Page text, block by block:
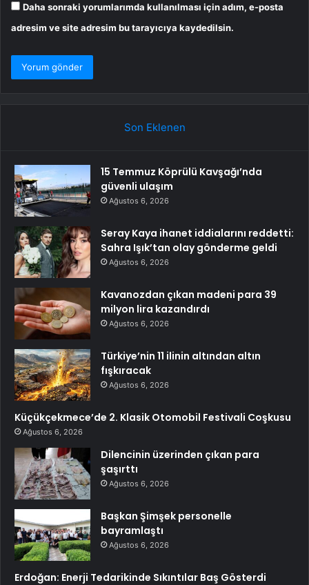
Daha sonraki yorumlarımda kullanılması için adım, e-posta
adresim ve site adresim bu tarayıcıya kaydedilsin.
Son Eklenen
15 Temmuz Köprülü Kavşağı’nda
güvenli ulaşım
Ağustos 6, 2026
Seray Kaya ihanet iddialarını reddetti:
Sahra Işık’tan olay gönderme geldi
Ağustos 6, 2026
Kavanozdan çıkan madeni para 39
milyon lira kazandırdı
Ağustos 6, 2026
Türkiye’nin 11 ilinin altından altın
fışkıracak
Ağustos 6, 2026
Küçükçekmece’de 2. Klasik Otomobil Festivali Coşkusu
Ağustos 6, 2026
Dilencinin üzerinden çıkan para
şaşırttı
Ağustos 6, 2026
Başkan Şimşek personelle
bayramlaştı
Ağustos 6, 2026
Erdoğan: Enerji Tedarikinde Sıkıntılar Baş Gösterdi